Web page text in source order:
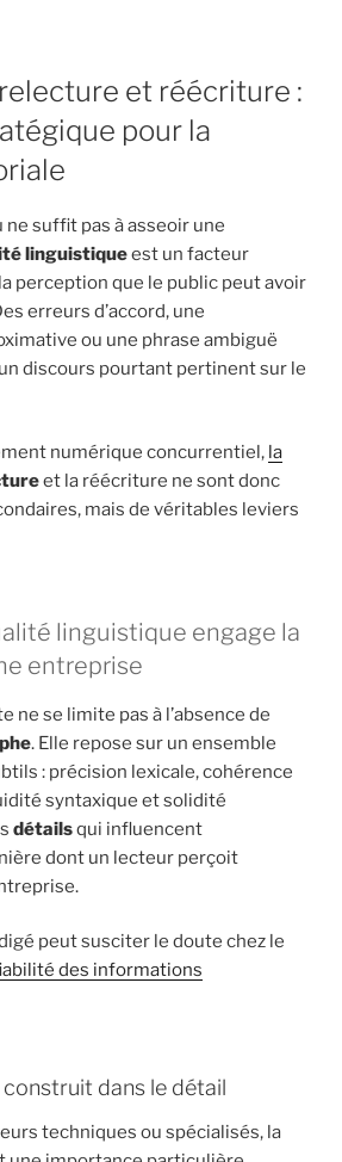
et réécriture :
pour la
suffit pas à asseoir une
linguistiqueest un facteur
perception que le public peut avoir
erreurs d’accord, une
ou une phrase ambiguë
discours pourtant pertinent sur le
numérique concurrentiel, la
et la réécriture ne sont donc
mais de véritables leviers
linguistique engage la
entreprise
ne se limite pas à l’absence de
. Elle repose sur un ensemble
: précision lexicale, cohérence
syntaxique et solidité
détailsqui influencent
dont un lecteur perçoit
peut susciter le doute chez le
des informations
dans le détail
techniques ou spécialisés, la